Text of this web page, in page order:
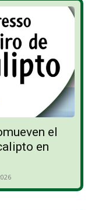
el
en